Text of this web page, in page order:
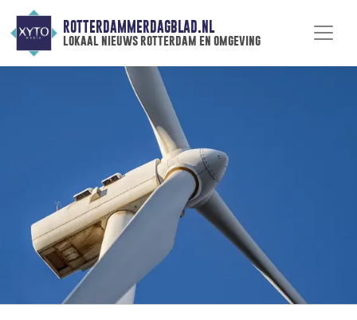
ROTTERDAMMERDAGBLAD.NL
lokaal nieuws rotterdam en omgeving